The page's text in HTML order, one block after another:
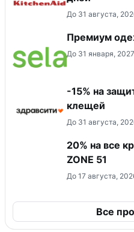
До 31 августа,
Премиум
До 31 января, 2027
-15% на
клещей
До 31 августа,
20% на все
ZONE 51
До 17 августа,
Все